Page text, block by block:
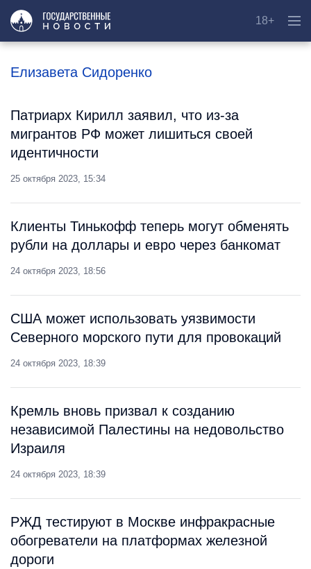
18+
Елизавета Сидоренко
Патриарх Кирилл заявил, что из-за
мигрантов РФ может лишиться своей
идентичности
25 октября 2023, 15:34
Клиенты Тинькофф теперь могут обменять
рубли на доллары и евро через банкомат
24 октября 2023, 18:56
США может использовать уязвимости
Северного морского пути для провокаций
24 октября 2023, 18:39
Кремль вновь призвал к созданию
независимой Палестины на недовольство
Израиля
24 октября 2023, 18:39
РЖД тестируют в Москве инфракрасные
обогреватели на платформах железной
дороги